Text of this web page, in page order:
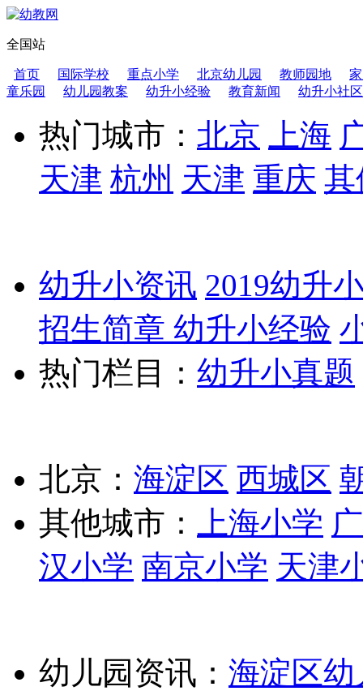
全国站
首页 国际学校 重点小学 北京幼儿园 教师园地
童乐园
幼儿园教案 幼升小经验 教育新闻 幼升小社区
热门城市： 北京 上海
天津 杭州 天津 重庆 其
幼升小资讯 2019幼升
招生简章 幼升小经验
热门栏目： 幼升小真题
北京： 海淀区 西城区
其他城市：
上海小学
汉小学 南京小学 天津
幼儿园资讯： 海淀区幼